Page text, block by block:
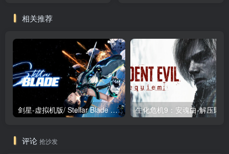
相关推荐
剑星-虚拟机版/ Stellar Blade v1.4.1|Build.19963153 终极版新补丁 送修改器 免安装中文版
评论 抢沙发